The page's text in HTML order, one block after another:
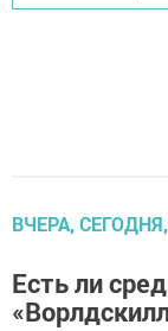
ВЧЕРА,
Есть ли